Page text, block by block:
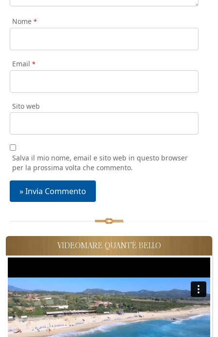
Nome *
Email *
Sito web
Salva il mio nome, email e sito web in questo browser
per la prossima volta che commento.
VIDEOMARE QUANT'È BELLO